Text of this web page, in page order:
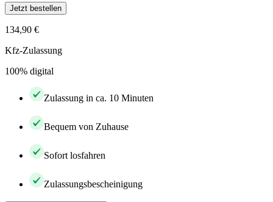
Jetzt bestellen
134,90 €
Kfz-Zulassung
100% digital
Zulassung in ca. 10 Minuten
Bequem von Zuhause
Sofort losfahren
Zulassungsbescheinigung